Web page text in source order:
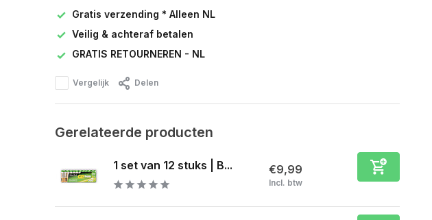
Gratis verzending * Alleen NL
Veilig & achteraf betalen
GRATIS RETOURNEREN - NL
Vergelijk Delen
Gerelateerde producten
1 set van 12 stuks | B... €9,99
Incl. btw